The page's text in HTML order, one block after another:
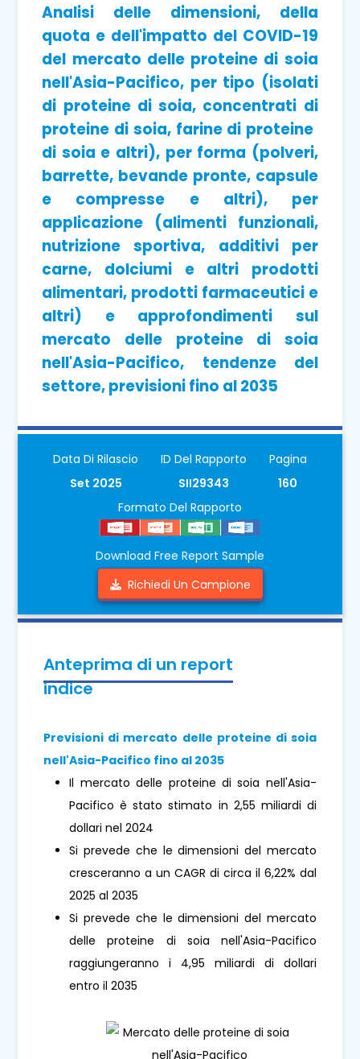
Analisi delle dimensioni, della
quota e dell'impatto del COVID-19
del mercato delle proteine ​​di soia
nell'Asia-Pacifico, per tipo (isolati
di proteine ​​di soia, concentrati di
proteine ​​di soia, farine di proteine ​​
di soia e altri), per forma (polveri,
barrette, bevande pronte, capsule
e compresse e altri), per
applicazione (alimenti funzionali,
nutrizione sportiva, additivi per
carne, dolciumi e altri prodotti
alimentari, prodotti farmaceutici e
altri) e approfondimenti sul
mercato delle proteine ​​di soia
nell'Asia-Pacifico, tendenze del
settore, previsioni fino al 2035
Data Di Rilascio
Set 2025
ID Del Rapporto
SII29343
Pagina
160
Formato Del Rapporto
Download Free Report Sample
Richiedi Un Campione
Anteprima di un report
indice
Previsioni di mercato delle proteine ​​di soia
nell'Asia-Pacifico fino al 2035
Il mercato delle proteine ​​di soia nell'Asia-
Pacifico è stato stimato in 2,55 miliardi di
dollari nel 2024
Si prevede che le dimensioni del mercato
cresceranno a un CAGR di circa il 6,22% dal
2025 al 2035
Si prevede che le dimensioni del mercato
delle proteine ​​di soia nell'Asia-Pacifico
raggiungeranno i 4,95 miliardi di dollari
entro il 2035